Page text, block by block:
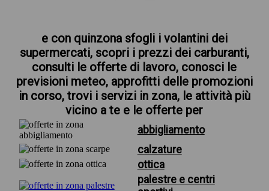
e con quinzona sfogli i volantini dei
supermercati, scopri i prezzi dei carburanti,
consulti le offerte di lavoro, conosci le
previsioni meteo, approfitti delle promozioni
in corso, trovi i servizi in zona, le attività più
vicino a te e le offerte per
abbigliamento
calzature
ottica
palestre e centri